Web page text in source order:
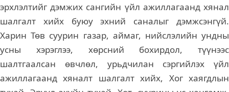
эрхлэлтийг дэмжих сангийн үйл ажиллагаанд хянал
шалгалт хийх буюу эхний саналыг дэмжсэнгүй.
Харин Төв суурин газар, аймаг, нийслэлийн ундны
усны хэрэглээ, хөрсний бохирдол, түүнээс
шалтгаалсан өвчлөл, урьдчилан сэргийлэх үйл
ажиллагаанд хяналт шалгалт хийх, Хог хаягдлын